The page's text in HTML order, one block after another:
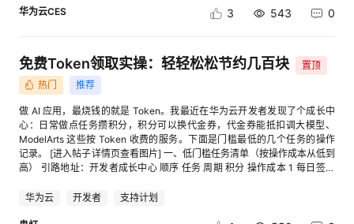
客
论
的
子
我
直
的
我
我
课
的
我
的
术
我
云
华为云CES 3 543 0
免费Token领取实操：轻轻松松节约几百块
置顶
热门
推荐
做 AI 应用，最烧钱的就是 Token。我最近在华为云开发者发现了个成长中
心：日常做点任务攒积分，积分可以换代金券，代金券能抵扣调大模型、
ModelArts 这些按 Token 收费的服务。下面是门槛最低的几个任务的操作
记录。 [进入帖子详情页查看图片] 一、低门槛任务清单（按操作成本从低到
高） 引路地址：开发者成长中心 顺序 任务 周期 积分 操作成本 1 每日签到
金券必要条件 3 首次开通华为云码道 CodeArts 一次性 +50 低，点开通 4
华为云 开发者 支持计划